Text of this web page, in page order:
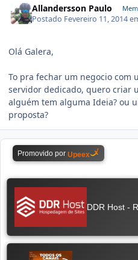
Allandersson Paulo
Postado Fevereiro 11, 2014
Olá Galera,
To pra fechar um negocio com
servidor dedicado, quero criar
alguém tem alguma Ideia? ou
proposta?